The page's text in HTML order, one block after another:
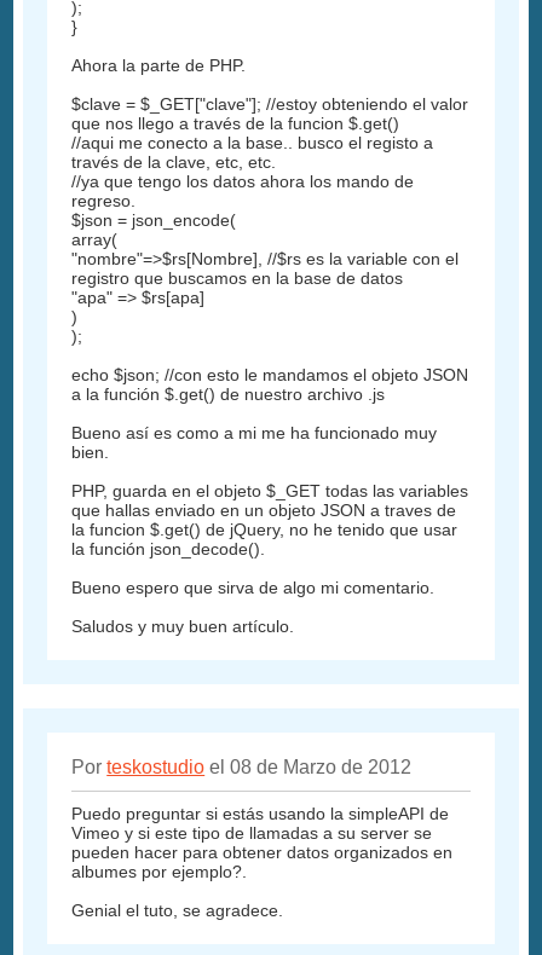
);
}
Ahora la parte de PHP.
$clave = $_GET["clave"]; //estoy obteniendo el valor
que nos llego a través de la funcion $.get()
//aqui me conecto a la base.. busco el registo a
través de la clave, etc, etc.
//ya que tengo los datos ahora los mando de
regreso.
$json = json_encode(
array(
"nombre"=>$rs[Nombre], //$rs es la variable con el
registro que buscamos en la base de datos
"apa" => $rs[apa]
)
);
echo $json; //con esto le mandamos el objeto JSON
a la función $.get() de nuestro archivo .js
Bueno así es como a mi me ha funcionado muy
bien.
PHP, guarda en el objeto $_GET todas las variables
que hallas enviado en un objeto JSON a traves de
la funcion $.get() de jQuery, no he tenido que usar
la función json_decode().
Bueno espero que sirva de algo mi comentario.
Saludos y muy buen artículo.
Porteskostudio el 08 de Marzo de 2012
Puedo preguntar si estás usando la simpleAPI de
Vimeo y si este tipo de llamadas a su server se
pueden hacer para obtener datos organizados en
albumes por ejemplo?.
Genial el tuto, se agradece.